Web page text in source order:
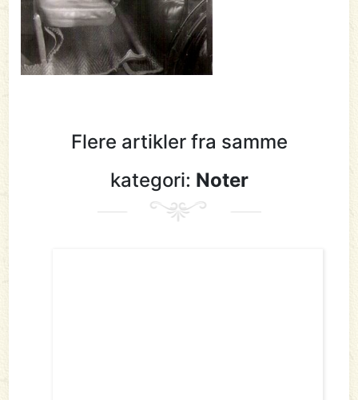
Flere artikler fra samme
kategori: Noter